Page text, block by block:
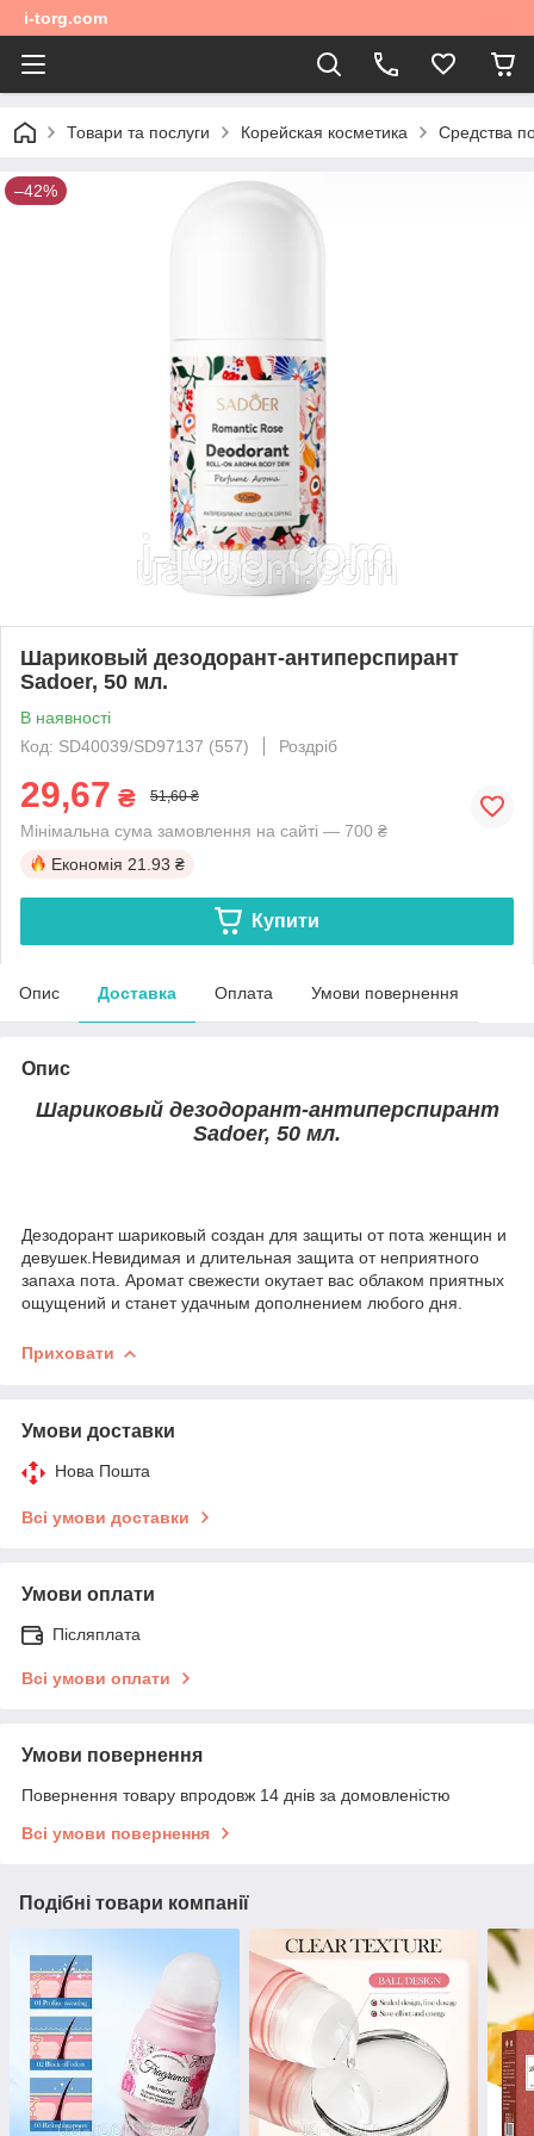
i-torg.com
Товари та послуги Корейская косметика Средства
–42%
Шариковый дезодорант-антиперспирант
Sadoer, 50 мл.
В наявності
Код: SD40039/SD97137 (557)
Роздріб
29,67 ₴ 51,60 ₴
Мінімальна сума замовлення на сайті — 700 ₴
Економія 21.93 ₴
Купити
Опис Доставка Оплата Умови повернення
Опис
Шариковый дезодорант-антиперспирант
Sadoer, 50 мл.
Дезодорант шариковый создан для защиты от пота женщин и
девушек.Невидимая и длительная защита от неприятного
запаха пота. Аромат свежести окутает вас облаком приятных
ощущений и станет удачным дополнением любого дня.
Приховати
Умови доставки
Нова Пошта
Всі умови доставки
Умови оплати
Післяплата
Всі умови оплати
Умови повернення
Повернення товару впродовж 14 днів за домовленістю
Всі умови повернення
Подібні товари компанії